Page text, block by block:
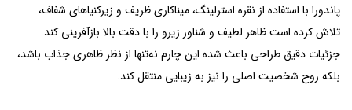
پاندورا با استفاده از نقره استرلینگ، میناکاری ظریف و زیرکنیاهای شفاف،
تلاش کرده است ظاهر لطیف و شناور زیرو را با دقت بالا بازآفرینی کند.
جزئیات دقیق طراحی باعث شده این چارم نه‌تنها از نظر ظاهری جذاب باشد،
بلکه روح شخصیت اصلی را نیز به زیبایی منتقل کند.